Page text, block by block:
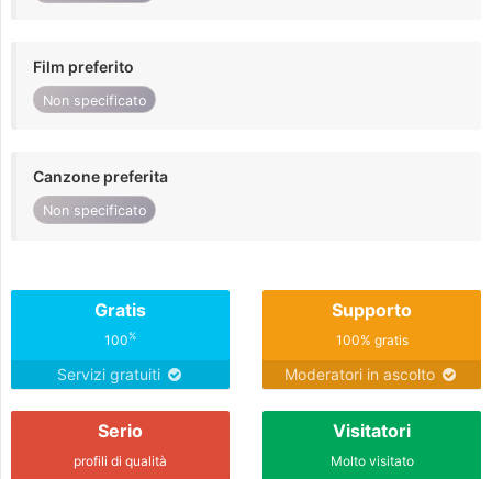
Film preferito
Non specificato
Canzone preferita
Non specificato
Gratis
100%
Servizi gratuiti
Supporto
100% gratis
Moderatori in ascolto
Serio
profili di qualità
Visitatori
Molto visitato